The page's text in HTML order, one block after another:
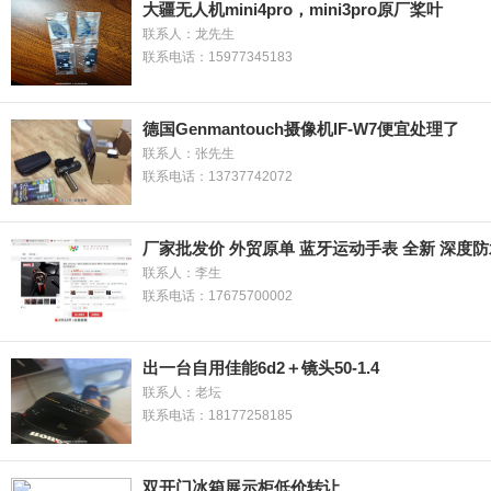
大疆无人机mini4pro，mini3pro原厂桨叶
联系人：龙先生
联系电话：15977345183
德国Genmantouch摄像机IF-W7便宜处理了
联系人：张先生
联系电话：13737742072
厂家批发价 外贸原单 蓝牙运动手表 全新 深度
联系人：李生
联系电话：17675700002
出一台自用佳能6d2＋镜头50-1.4
联系人：老坛
联系电话：18177258185
双开门冰箱展示柜低价转让